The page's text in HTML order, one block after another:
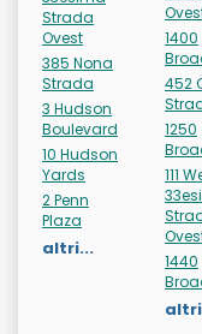
Strada
Ovest
385 Nona
Strada
3 Hudson
Boulevard
10 Hudson
Yards
2 Penn
Plaza
altri...
1400
452
1250
111
1440